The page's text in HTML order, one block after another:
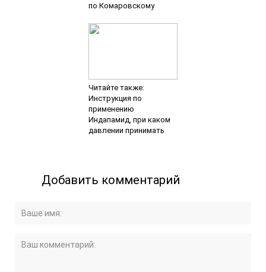
по Комаровскому
Читайте также:
Инструкция по
применению
Индапамид, при каком
давлении принимать
Добавить комментарий